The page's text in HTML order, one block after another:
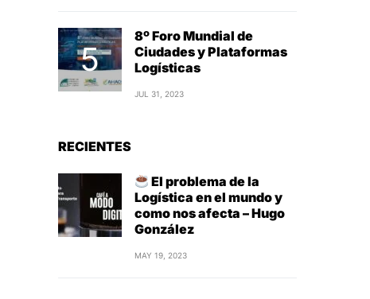
8º Foro Mundial de
Ciudades y Plataformas
Logísticas
JUL 31, 2023
RECIENTES
El problema de la
Logística en el mundo y
como nos afecta – Hugo
González
MAY 19, 2023